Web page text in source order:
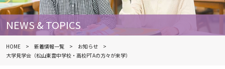
NEWS & TOPICS
HOME 新着情報一覧
お知らせ
大学見学会（松山東雲中学校・高校PTAの方々が来学）